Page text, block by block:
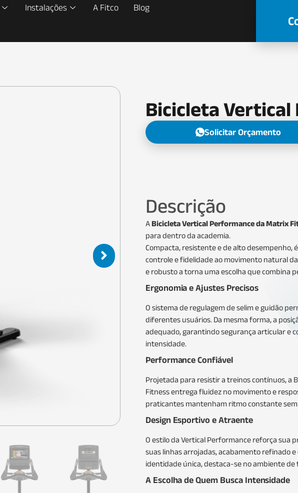
Instalações A Fitco Blog
Bicicleta
Solicitar Orçamento
Descrição
A Bicicleta Vertical Performance da Matrix
para dentro da academia.
Compacta, resistente e de alto desempenho,
controle e fidelidade ao movimento natural
e robusto a torna uma escolha que combina
Ergonomia e Ajustes Precisos
O sistema de regulagem de selim e guidão
diferentes usuários. Da mesma forma, a
adequado, garantindo segurança articular e
intensidade.
Performance Confiável
Projetada para resistir a treinos contínuos, a
Fitness entrega fluidez no movimento e
praticantes mantenham ritmo constante
Design Esportivo e Atraente
O estilo da Vertical Performance reforça sua
suas linhas arrojadas, acabamento refinado
identidade única, destaca-se no ambiente de
A Escolha de Quem Busca Intensidade